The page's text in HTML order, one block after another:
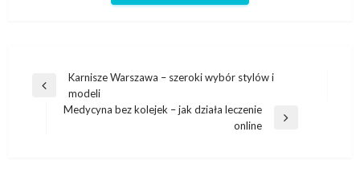
Nawigacja
wpisu
Poprzedni
Karnisze Warszawa – szeroki wybór stylów i
modeli
Medycyna bez kolejek – jak działa leczenie
online